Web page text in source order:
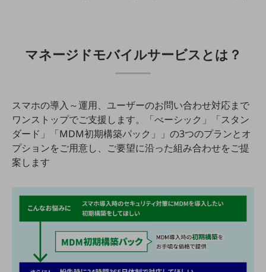
モビリティ
製造・建設業
小売業
キーワードで探す
法人向けスマホ・携帯に関する、
おすすめの機種、料金やサービスをご紹介
ビジネス向けスマートフォン
マネージドモバイルサービス とは？
スマホの導入～運用、ユーザーのお問い合わせ対応まで
ワンストップでご支援します。「べーシック」「スタン
ダード」「MDM初期構築パック」」の3つのプランとオ
プションをご用意し、ご要望に沿った組み合わせをご提
案します